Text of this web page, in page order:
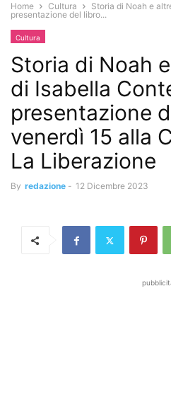
Home Cultura
Storia di Noah e
presentazione del libro...
Cultura
Storia di Noah
di Isabella
presentazione
venerdì 15 alla
La Liberazione
By redazione - 12 Dicembre 2023